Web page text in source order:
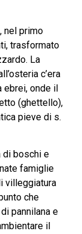
nel primo
trasformato
La
c’era
ebrei, onde il
(ghettello),
pieve di s.
di boschi e
famiglie
villeggiatura
che
pannilana e
il